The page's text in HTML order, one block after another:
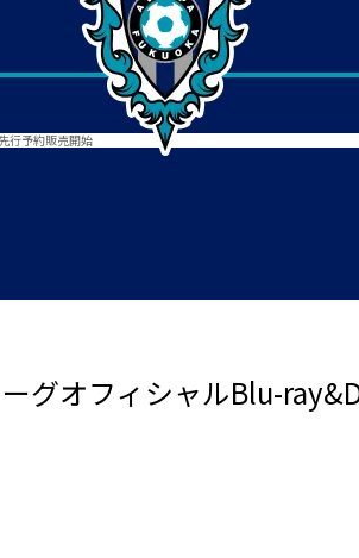
行予約販売開始
グオフィシャルBlu-